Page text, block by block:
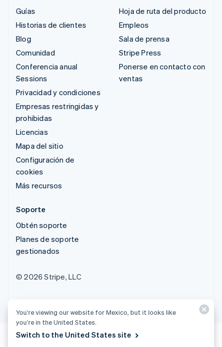
Guías
Historias de clientes
Blog
Comunidad
Conferencia anual
Sessions
Privacidad y condiciones
Empresas restringidas y
prohibidas
Licencias
Mapa del sitio
Configuración de
cookies
Más recursos
Hoja de ruta del producto
Empleos
Sala de prensa
Stripe Press
Ponerse en contacto con
ventas
Soporte
Obtén soporte
Planes de soporte
gestionados
© 2026 Stripe, LLC
You’re viewing our website for Mexico, but it looks like
you’re in the United States.
Switch to the United States site